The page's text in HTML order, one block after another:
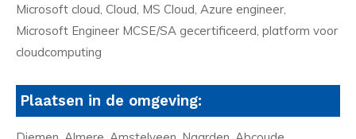
Microsoft cloud, Cloud, MS Cloud, Azure engineer,
Microsoft Engineer MCSE/SA gecertificeerd, platform voor
cloudcomputing
Plaatsen in de omgeving: